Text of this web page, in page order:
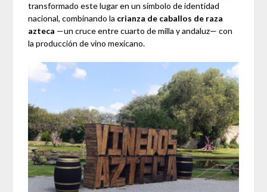
transformado este lugar en un símbolo de identidad
nacional, combinando la crianza de caballos de raza
azteca —un cruce entre cuarto de milla y andaluz— con
la producción de vino mexicano.